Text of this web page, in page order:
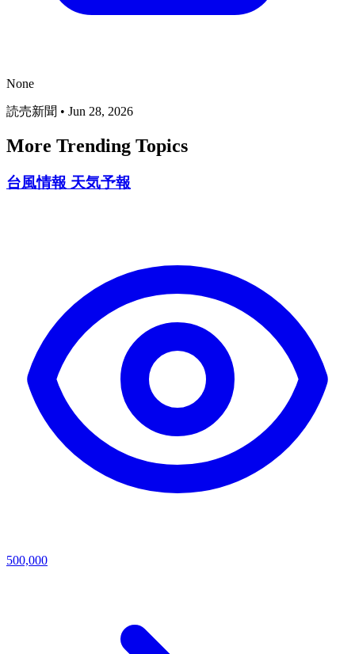
None
読売新聞 • Jun 28, 2026
More Trending Topics
台風情報 天気予報
500,000